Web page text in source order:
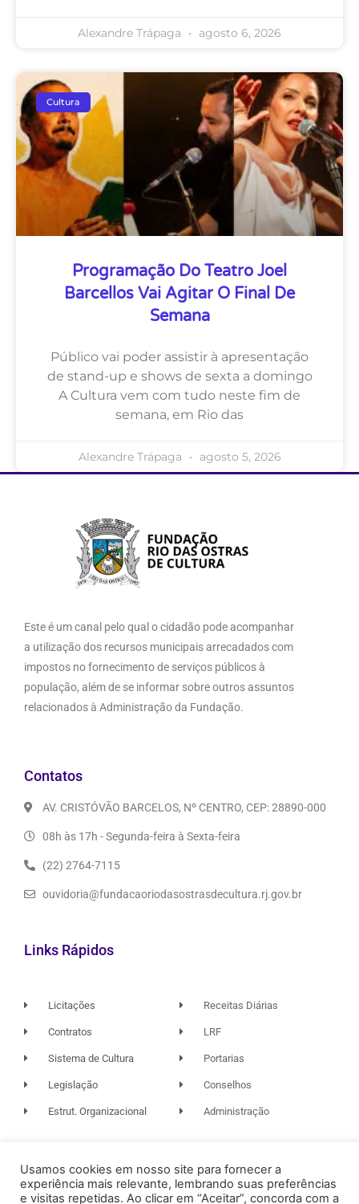
Alexandre Trápaga agosto 6, 2026
Cultura
Programação Do Teatro Joel
Barcellos Vai Agitar O Final De
Semana
Público vai poder assistir à apresentação
de stand-up e shows de sexta a domingo
A Cultura vem com tudo neste fim de
semana, em Rio das
Alexandre Trápaga agosto 5, 2026
Este é um canal pelo qual o cidadão pode acompanhar
a utilização dos recursos municipais arrecadados com
impostos no fornecimento de serviços públicos à
população, além de se informar sobre outros assuntos
relacionados à Administração da Fundação.
Contatos
AV. CRISTÓVÃO BARCELOS, Nº CENTRO, CEP: 28890-000
08h às 17h - Segunda-feira à Sexta-feira
(22) 2764-7115
ouvidoria@fundacaoriodasostrasdecultura.rj.gov.br
Links Rápidos
Licitações
Contratos
Sistema de Cultura
Legislação
Estrut. Organizacional
Receitas Diárias
LRF
Portarias
Conselhos
Administração
© 2026. TODOS OS DIREITOS RESERVADOS.
Usamos cookies em nosso site para fornecer a
experiência mais relevante, lembrando suas preferências
e visitas repetidas. Ao clicar em “Aceitar”, concorda com a